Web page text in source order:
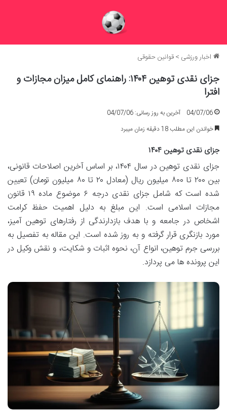
اخبار ورزشی >قوانین حقوقی
جزای نقدی توهین ۱۴۰۴: راهنمای کامل میزان مجازات و
افترا
04/07/06
آخرین به روز رسانی: 04/07/06
خواندن این مطلب 18 دقیقه زمان میبرد
جزای نقدی توهین ۱۴۰۴
جزای نقدی توهین در سال ۱۴۰۴، بر اساس آخرین اصلاحات قانونی،
بین ۲۰۰ تا ۸۰۰ میلیون ریال (معادل ۲۰ تا ۸۰ میلیون تومان) تعیین
شده است که شامل جزای نقدی درجه ۶ موضوع ماده ۱۹ قانون
مجازات اسلامی است. این مبلغ به دلیل اهمیت حفظ کرامت
اشخاص در جامعه و با هدف بازدارندگی از رفتارهای توهین آمیز،
مورد بازنگری قرار گرفته و به روز شده است. این مقاله به تفصیل به
بررسی جرم توهین، انواع آن، نحوه اثبات و شکایت، و نقش وکیل در
این پرونده ها می پردازد.